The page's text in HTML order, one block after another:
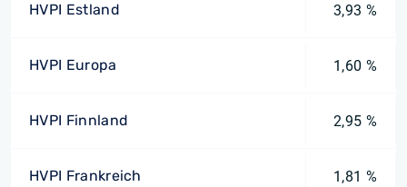
HVPI Estland 3,93 %
HVPI Europa 1,60 %
HVPI Finnland 2,95 %
HVPI Frankreich 1,81 %